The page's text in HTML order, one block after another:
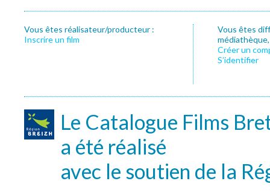
Vous êtes réalisateur/producteur :
Inscrire un film
Vous êtes
Créer un
S’identifier
Le Catalogue Films
a été réalisé
avec le soutien de la